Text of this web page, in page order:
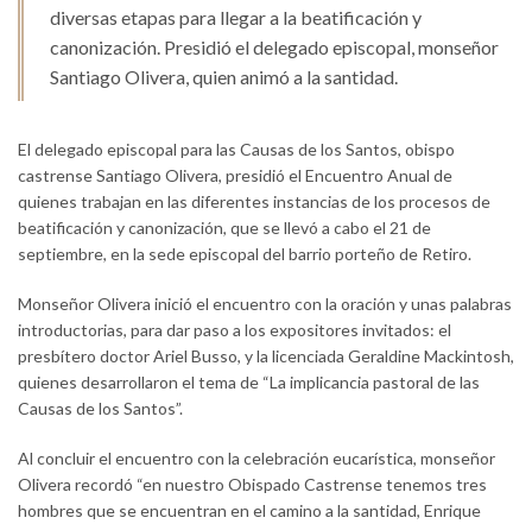
diversas etapas para llegar a la beatificación y
canonización. Presidió el delegado episcopal, monseñor
Santiago Olivera, quien animó a la santidad.
El delegado episcopal para las Causas de los Santos, obispo
castrense Santiago Olivera, presidió el Encuentro Anual de
quienes trabajan en las diferentes instancias de los procesos de
beatificación y canonización, que se llevó a cabo el 21 de
septiembre, en la sede episcopal del barrio porteño de Retiro.
Monseñor Olivera inició el encuentro con la oración y unas palabras
introductorias, para dar paso a los expositores invitados: el
presbítero doctor Ariel Busso, y la licenciada Geraldine Mackintosh,
quienes desarrollaron el tema de “La implicancia pastoral de las
Causas de los Santos”.
Al concluir el encuentro con la celebración eucarística, monseñor
Olivera recordó “en nuestro Obispado Castrense tenemos tres
hombres que se encuentran en el camino a la santidad, Enrique